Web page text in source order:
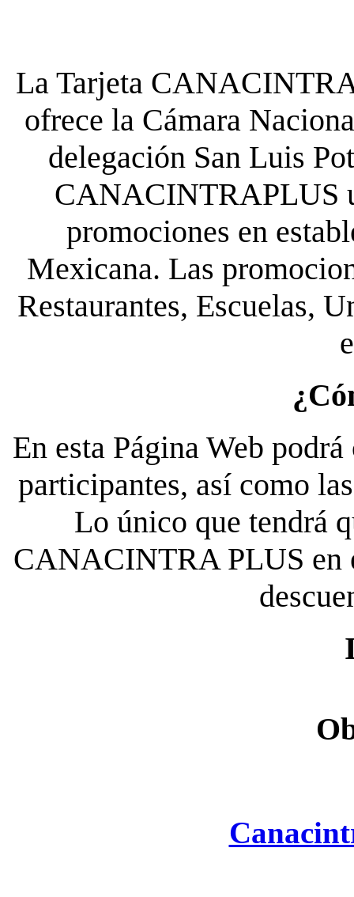
La Tarjeta
ofrece la Cámara
delegación San Luis
CANACINTRAPLUS
promociones en
Mexicana. Las
Restaurantes, Escuelas,
En esta Página Web
participantes, así como
Lo único que tendrá
CANACINTRA PLUS en